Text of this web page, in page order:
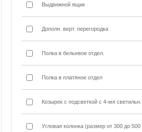
Выдвижной ящик
Дополн. верт. перегородка
Полка в бельевое отдел.
Полка в платяное отдел
Козырек с подсветкой с 4-мя
Угловая колонка (размер от 300 до